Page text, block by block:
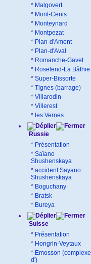
* Malgovert
* Mont-Cenis
* Monteynard
* Montpezat
* Plan-d'Amont
* Plan-d'Aval
* Romanche-Gavet
* Roselend-La Bâthie
* Super-Bissorte
* Tignes (barrage)
* Villarodin
* Villerest
* les Vernes
Russie
* Présentation
* Saïano
Shushenskaya
* accident Sayano
Shushenskaya
* Boguchany
* Bratsk
* Bureya
Suisse
* Présentation
* Hongrin-Veytaux
* Emosson (complexe
d')